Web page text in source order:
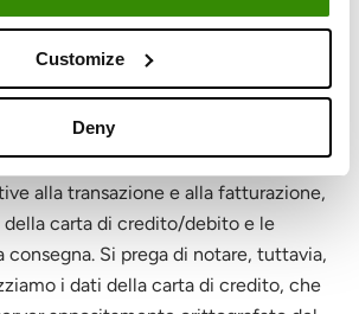
Customize
Deny
località, come Ideal, Bancontact,
Elaboriamo i dati di pagamento per
e possiamo ricevere ulteriori
esterni di servizi di pagamento
Queste possono includere le
alla transazione e alla fatturazione,
della carta di credito/debito e le
consegna. Si prega di notare, tuttavia,
i dati della carta di credito, che